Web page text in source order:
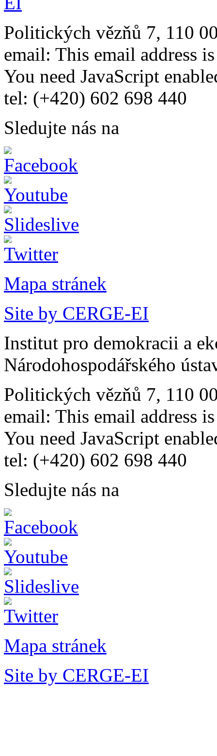
Politických vězňů 7, 110
email: This email address
You need JavaScript
tel: (+420) 602 698 440
Sledujte nás na
Mapa stránek
Site by CERGE-EI
Institut pro demokracii a
Národohospodářského
Politických vězňů 7, 110
email: This email address
You need JavaScript
tel: (+420) 602 698 440
Sledujte nás na
Mapa stránek
Site by CERGE-EI